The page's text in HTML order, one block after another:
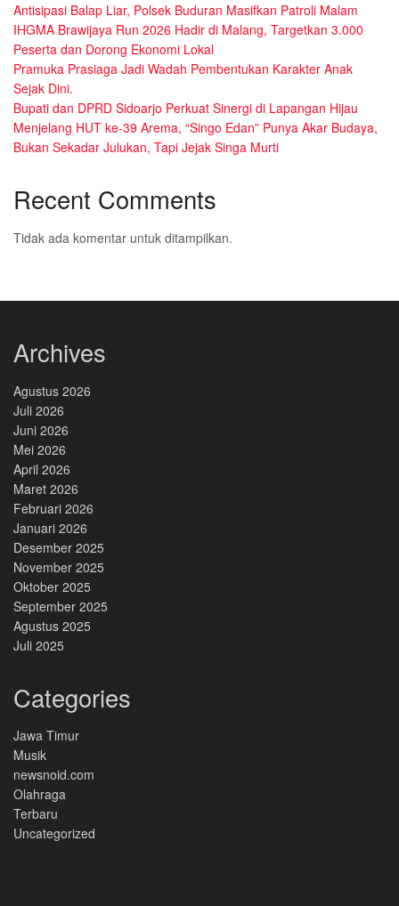
Antisipasi Balap Liar, Polsek Buduran Masifkan Patroli Malam
IHGMA Brawijaya Run 2026 Hadir di Malang, Targetkan 3.000
Peserta dan Dorong Ekonomi Lokal
Pramuka Prasiaga Jadi Wadah Pembentukan Karakter Anak
Sejak Dini.
Bupati dan DPRD Sidoarjo Perkuat Sinergi di Lapangan Hijau
Menjelang HUT ke-39 Arema, “Singo Edan” Punya Akar Budaya,
Bukan Sekadar Julukan, Tapi Jejak Singa Murti
Recent Comments
Tidak ada komentar untuk ditampilkan.
Archives
Agustus 2026
Juli 2026
Juni 2026
Mei 2026
April 2026
Maret 2026
Februari 2026
Januari 2026
Desember 2025
November 2025
Oktober 2025
September 2025
Agustus 2025
Juli 2025
Categories
Jawa Timur
Musik
newsnoid.com
Olahraga
Terbaru
Uncategorized